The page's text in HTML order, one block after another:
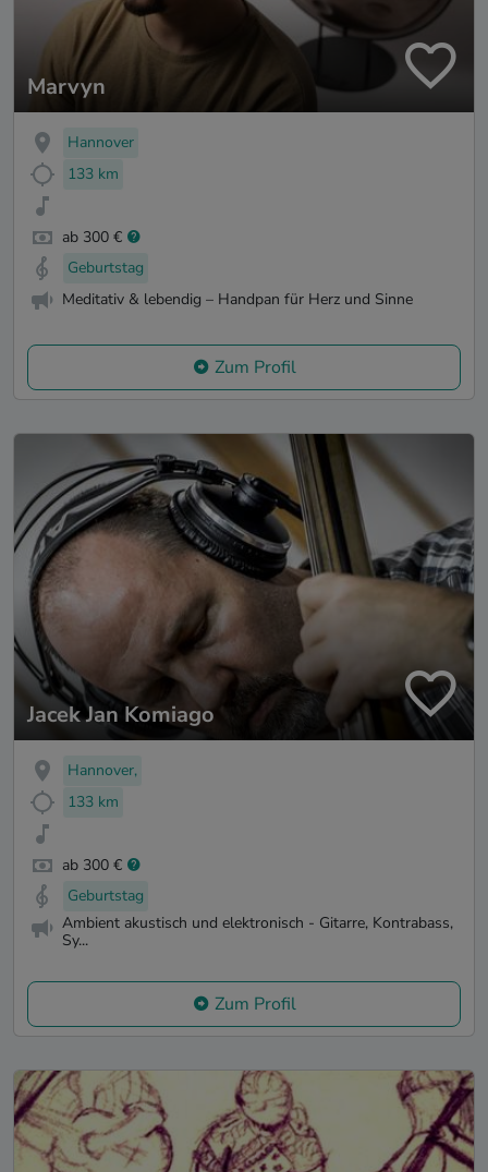
Marvyn
Hannover
133 km
ab 300 €
Geburtstag
Meditativ & lebendig – Handpan für Herz und Sinne
Zum Profil
Jacek Jan Komiago
Hannover,
133 km
ab 300 €
Geburtstag
Ambient akustisch und elektronisch - Gitarre, Kontrabass,
Sy...
Zum Profil